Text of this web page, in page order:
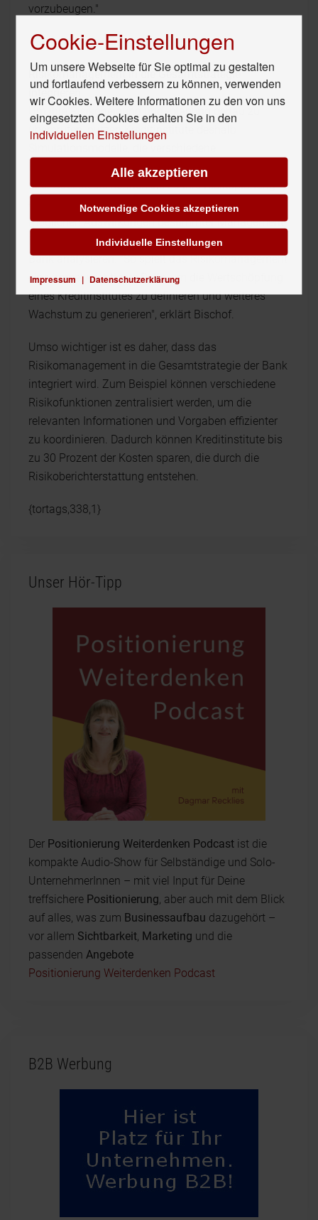
vorzubeugen."
Risikomanagement in die Gesamtstrategie
integrieren
Um ihre Risikoneigung und -planung genau zu
überprüfen, nutzen Kreditinstitute deshalb
Risikoszenarien abbilden. Je nach den Ergebnissen
ihrer Stresstests können sie so ihre Risikoplanung
entsprechend anpassen. Dadurch lassen sich die
möglichen Auswirkungen bestimmter Management-
Entscheidungen auf die künftige Entwicklung der
Bank analysieren. "So spielt das Risikomanagement
eine immer wichtigere Rolle, um die Wertschöpfung
eines Kreditinstitutes zu definieren und weiteres
Wachstum zu generieren", erklärt Bischof.
Umso wichtiger ist es daher, dass das
Risikomanagement in die Gesamtstrategie der Bank
integriert wird. Zum Beispiel können verschiedene
Risikofunktionen zentralisiert werden, um die
relevanten Informationen und Vorgaben effizienter
zu koordinieren. Dadurch können Kreditinstitute bis
zu 30 Prozent der Kosten sparen, die durch die
Risikoberichterstattung entstehen.
{tortags,338,1}
Unser Hör-Tipp
Der Positionierung Weiterdenken Podcast ist die
kompakte Audio-Show für Selbständige und Solo-
UnternehmerInnen – mit viel Input für Deine
treffsichere Positionierung , aber auch mit dem Blick
auf alles, was zum Businessaufbau dazugehört –
vor allem Sichtbarkeit Marketing und die
passenden Angebote
Positionierung Weiterdenken Podcast
B2B Werbung
Cookie-Einstellungen
Um unsere Webseite für Sie optimal zu gestalten
und fortlaufend verbessern zu können, verwenden
wir Cookies. Weitere Informationen zu den von uns
eingesetzten Cookies erhalten Sie in den
individuellen Einstellungen
Alle akzeptieren
Notwendige Cookies akzeptieren
Impressum | Datenschutzerklärung
Individuelle Einstellungen